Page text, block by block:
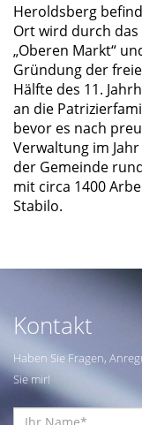
Heroldsberg
Ort wird durch
Oberen Markt“
Gründung der
Hälfte des 11.
an die
bevor es nach
Verwaltung im
der Gemeinde
mit circa 1400
Stabilo.
Kontakt
Haben Sie Fragen,
Sie mir!